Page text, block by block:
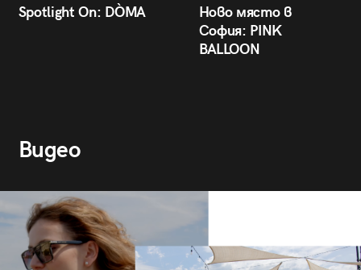
Spotlight On: DÒMA
Ново място в
София: PINK
BALLOON
Видео